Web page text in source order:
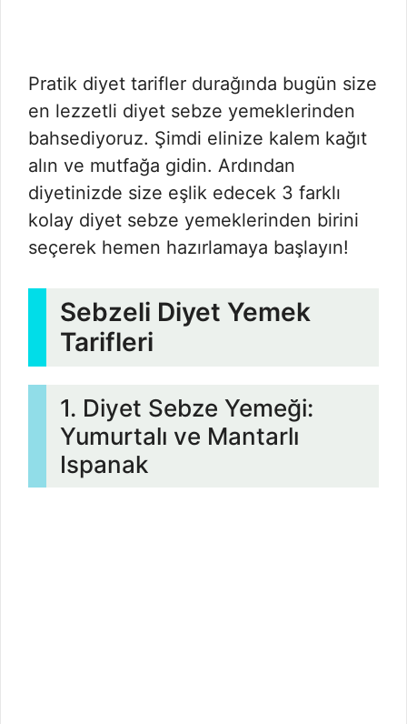
Pratik diyet tarifler durağında bugün size
en lezzetli diyet sebze yemeklerinden
bahsediyoruz. Şimdi elinize kalem kağıt
alın ve mutfağa gidin. Ardından
diyetinizde size eşlik edecek 3 farklı
kolay diyet sebze yemeklerinden birini
seçerek hemen hazırlamaya başlayın!
Sebzeli Diyet Yemek
Tarifleri
1. Diyet Sebze Yemeği:
Yumurtalı ve Mantarlı
Ispanak